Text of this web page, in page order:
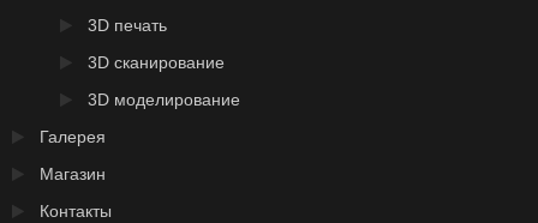
3D печать
3D сканирование
3D моделирование
Галерея
Магазин
Контакты